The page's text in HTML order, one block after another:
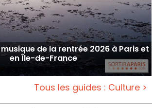
de la rentrée 2026 à Paris et
en Île-de-France
Tous les guides : Culture >